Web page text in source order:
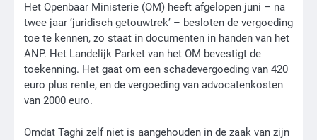
Het Openbaar Ministerie (OM) heeft afgelopen juni – na
twee jaar ‘juridisch getouwtrek’ – besloten de vergoeding
toe te kennen, zo staat in documenten in handen van het
ANP. Het Landelijk Parket van het OM bevestigt de
toekenning. Het gaat om een schadevergoeding van 420
euro plus rente, en de vergoeding van advocatenkosten
van 2000 euro.
Omdat Taghi zelf niet is aangehouden in de zaak van zijn